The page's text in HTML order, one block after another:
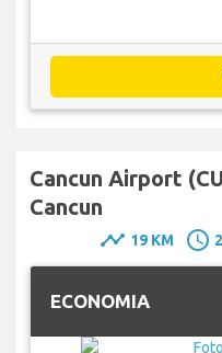
Cancun Airport
Cancun
timeline 19 KM schedule
ECONOMIA